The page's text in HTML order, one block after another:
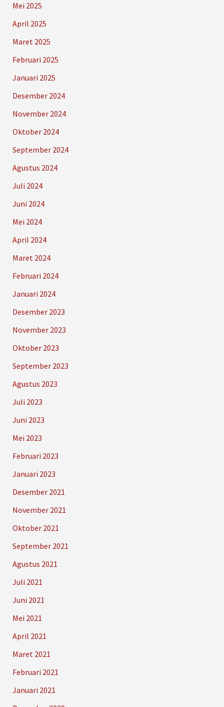
Mei 2025
April 2025
Maret 2025
Februari 2025
Januari 2025
Desember 2024
November 2024
Oktober 2024
September 2024
Agustus 2024
Juli 2024
Juni 2024
Mei 2024
April 2024
Maret 2024
Februari 2024
Januari 2024
Desember 2023
November 2023
Oktober 2023
September 2023
Agustus 2023
Juli 2023
Juni 2023
Mei 2023
Februari 2023
Januari 2023
Desember 2021
November 2021
Oktober 2021
September 2021
Agustus 2021
Juli 2021
Juni 2021
Mei 2021
April 2021
Maret 2021
Februari 2021
Januari 2021